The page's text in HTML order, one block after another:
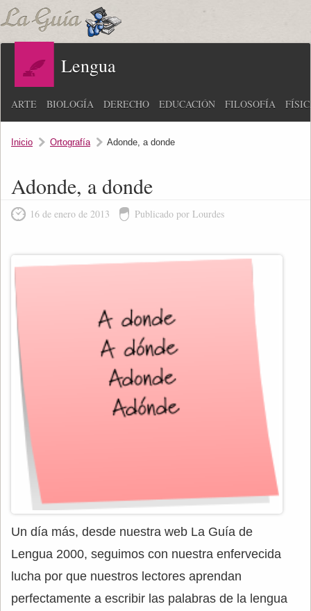
Lengua
ARTE BIOLOGÍA DERECHO EDUCACIÓN FILOSOFÍA
Inicio Ortografía Adonde, a donde
Adonde, a donde
16 de enero de 2013 Publicado por Lourdes
Un día más, desde nuestra web La Guía de
Lengua 2000, seguimos con nuestra enfervecida
lucha por que nuestros lectores aprendan
perfectamente a escribir las palabras de la lengua